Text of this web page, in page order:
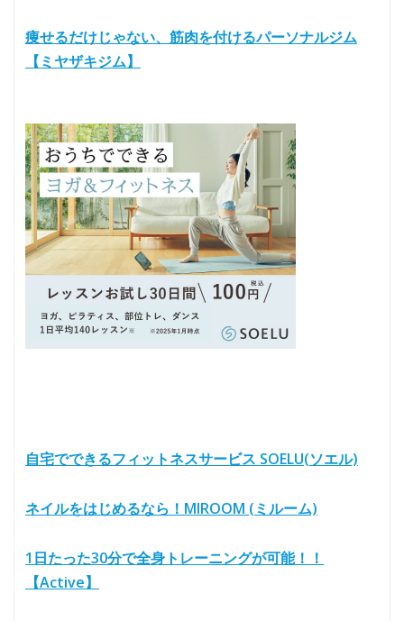
痩せるだけじゃない、筋肉を付けるパーソナルジム
【ミヤザキジム】
自宅でできるフィットネスサービス SOELU(ソエル)
ネイルをはじめるなら！MIROOM (ミルーム)
1日たった30分で全身トレーニングが可能！！
【Active】